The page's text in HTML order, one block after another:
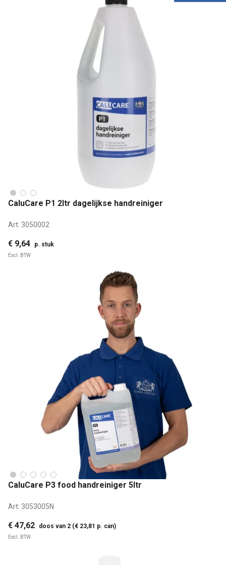
CaluCare P1 2ltr dagelijkse handreiniger
Art: 3050002
€ 9,64 p. stuk
Excl. BTW
CaluCare P3 food handreiniger 5ltr
Art: 3053005N
€ 47,62 doos van 2 (€ 23,81 p. can)
Excl. BTW